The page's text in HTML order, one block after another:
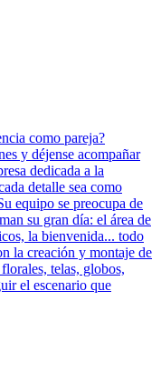
como pareja?
y déjense acompañar
dedicada a la
detalle sea como
equipo se preocupa de
su gran día: el área de
la bienvenida... todo
la creación y montaje de
telas, globos,
el escenario que